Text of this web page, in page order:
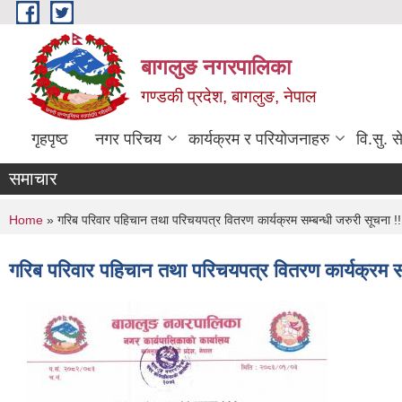
Skip to main content
बागलुङ नगरपालिका
गण्डकी प्रदेश, बागलुङ, नेपाल
गृहपृष्ठ नगर परिचय कार्यक्रम र परियोजनाहरु वि.सु.
समाचार
You are here
Home » गरिब परिवार पहिचान तथा परिचयपत्र वितरण कार्यक्रम सम्बन्धी जरुरी सूचना
गरिब परिवार पहिचान तथा परिचयपत्र वितरण